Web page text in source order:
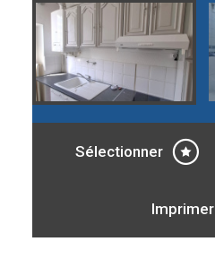
Sélectionner
Imprimer